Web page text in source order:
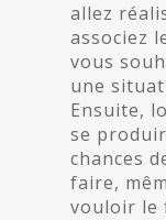
allez
associez
vous
une
Ensuite,
se
chances
faire,
vouloir le